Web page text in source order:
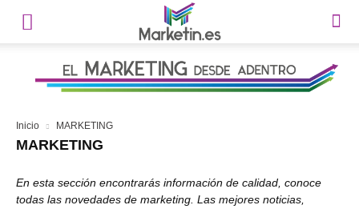
Inicio MARKETING
MARKETING
En esta sección encontrarás información de calidad, conoce
todas las novedades de marketing. Las mejores noticias,